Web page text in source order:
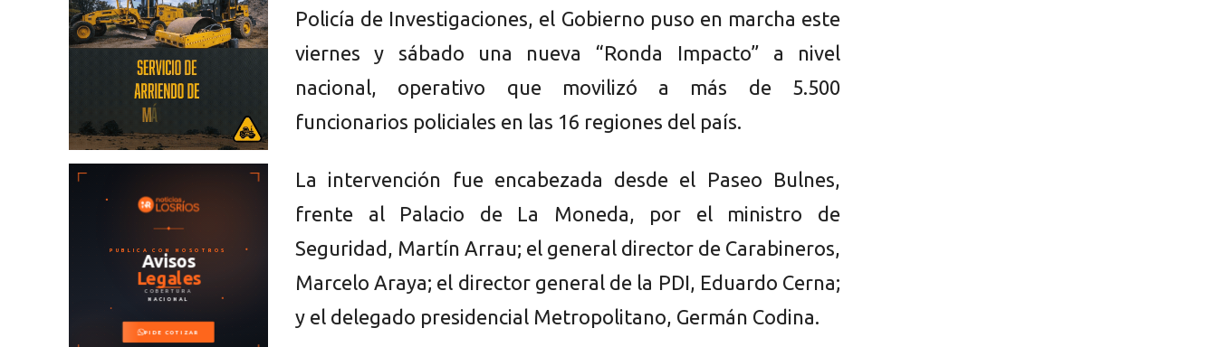
Policía de Investigaciones, el Gobierno puso en marcha este
viernes y sábado una nueva “Ronda Impacto” a nivel
nacional, operativo que movilizó a más de 5.500
funcionarios policiales en las 16 regiones del país.
La intervención fue encabezada desde el Paseo Bulnes,
frente al Palacio de La Moneda, por el ministro de
Seguridad, Martín Arrau; el general director de Carabineros,
Marcelo Araya; el director general de la PDI, Eduardo Cerna;
y el delegado presidencial Metropolitano, Germán Codina.